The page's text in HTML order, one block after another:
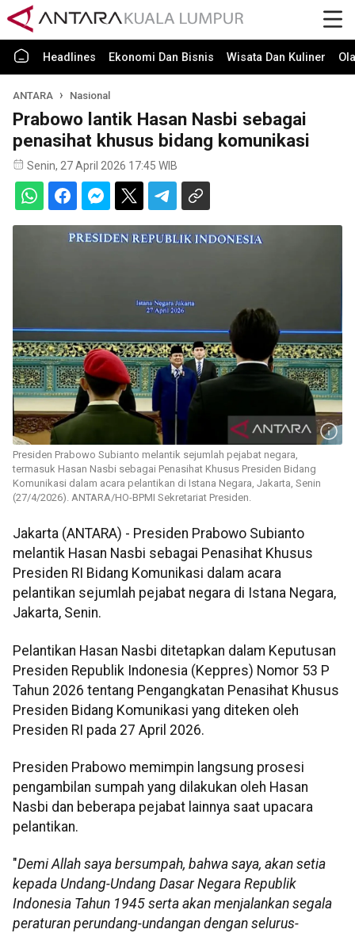
Headlines Ekonomi Dan Bisnis Wisata Dan Kuliner
ANTARA Nasional
Prabowo lantik Hasan Nasbi sebagai
penasihat khusus bidang komunikasi
Senin, 27 April 2026 17:45 WIB
Presiden Prabowo Subianto melantik sejumlah pejabat negara,
termasuk Hasan Nasbi sebagai Penasihat Khusus Presiden Bidang
Komunikasi dalam acara pelantikan di Istana Negara, Jakarta, Senin
(27/4/2026). ANTARA/HO-BPMI Sekretariat Presiden.
Jakarta (ANTARA) - Presiden Prabowo Subianto
melantik Hasan Nasbi sebagai Penasihat Khusus
Presiden RI Bidang Komunikasi dalam acara
pelantikan sejumlah pejabat negara di Istana Negara,
Jakarta, Senin.
Pelantikan Hasan Nasbi ditetapkan dalam Keputusan
Presiden Republik Indonesia (Keppres) Nomor 53 P
Tahun 2026 tentang Pengangkatan Penasihat Khusus
Presiden Bidang Komunikasi yang diteken oleh
Presiden RI pada 27 April 2026.
Presiden Prabowo memimpin langsung prosesi
pengambilan sumpah yang dilakukan oleh Hasan
Nasbi dan beberapa pejabat lainnya saat upacara
pelantikan.
"Demi Allah saya bersumpah, bahwa saya, akan setia
kepada Undang-Undang Dasar Negara Republik
Indonesia Tahun 1945 serta akan menjalankan segala
peraturan perundang-undangan dengan selurus-